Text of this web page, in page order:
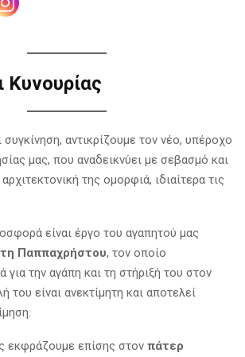
Κυνουρίας
αντικρίζουμε τον νέο, υπέροχο
μας, που αναδεικνύει με σεβασμό και
της ομορφιά, ιδιαίτερα τις
είναι έργο του αγαπητού μας
Παππαχρήστου, τον οποίο
για την αγάπη και τη στήριξή του στον
είναι ανεκτίμητη και αποτελεί
εκφράζουμε επίσης στον πάτερ